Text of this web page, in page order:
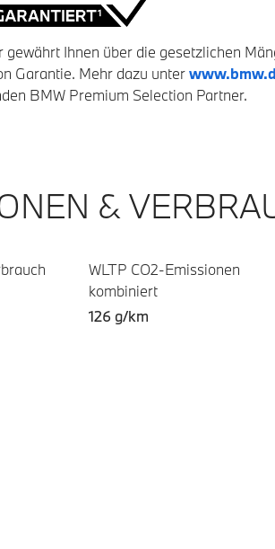
gewährt Ihnen über die gesetzlichen
Garantie. Mehr dazu unter
BMW Premium Selection Partner.
&
WLTP CO2-Emissionen
kombiniert
126 g/km